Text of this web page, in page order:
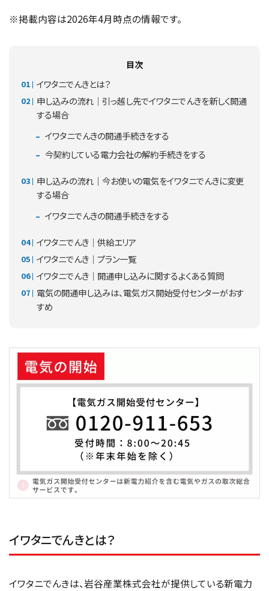
※掲載内容は2026年4月時点の情報です。
目次
イワタニでんきとは？
申し込みの流れ｜引っ越し先でイワタニでんきを新しく開通
する場合
イワタニでんきの開通手続きをする
今契約している電力会社の解約手続きをする
申し込みの流れ｜今お使いの電気をイワタニでんきに変更
する場合
イワタニでんきの開通手続きをする
イワタニでんき｜供給エリア
イワタニでんき｜プラン一覧
イワタニでんき｜開通申し込みに関するよくある質問
電気の開通申し込みは、電気ガス開始受付センターがおす
すめ
イワタニでんきとは？
イワタニでんきは、岩谷産業株式会社が提供している新電力